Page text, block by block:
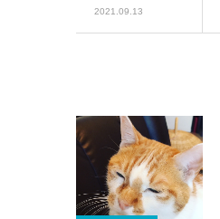
2021.09.13